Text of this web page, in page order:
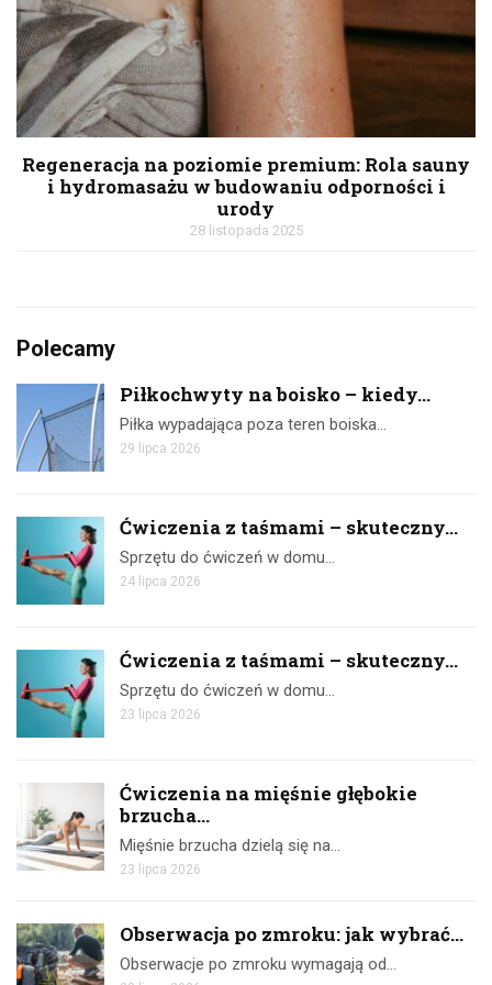
Regeneracja na poziomie premium: Rola sauny
i hydromasażu w budowaniu odporności i
urody
28 listopada 2025
Polecamy
Piłkochwyty na boisko – kiedy...
Piłka wypadająca poza teren boiska…
29 lipca 2026
Ćwiczenia z taśmami – skuteczny...
Sprzętu do ćwiczeń w domu…
24 lipca 2026
Ćwiczenia z taśmami – skuteczny...
Sprzętu do ćwiczeń w domu…
23 lipca 2026
Ćwiczenia na mięśnie głębokie
brzucha...
Mięśnie brzucha dzielą się na…
23 lipca 2026
Obserwacja po zmroku: jak wybrać...
Obserwacje po zmroku wymagają od…